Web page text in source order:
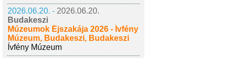
2026.06.20. - 2026.06.20.
Budakeszi
Múzeumok Éjszakája 2026 - Ívfény
Múzeum, Budakeszi, Budakeszi
Ívfény Múzeum